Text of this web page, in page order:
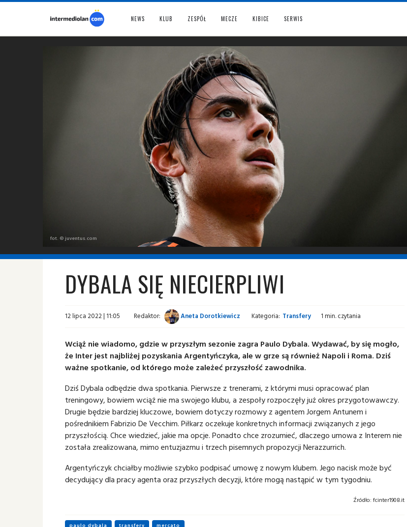
NEWS KLUB ZESPÓŁ MECZE KIBICE SERWIS
fot. © juventus.com
DYBALA SIĘ NIECIERPLIWI
12 lipca 2022 | 11:05 Redaktor: Aneta Dorotkiewicz Kategoria: Transfery 1 min. czytania
Wciąż nie wiadomo, gdzie w przyszłym sezonie zagra Paulo Dybala. Wydawać, by się mogło,
że Inter jest najbliżej pozyskania Argentyńczyka, ale w grze są również Napoli i Roma. Dziś
ważne spotkanie, od którego może zależeć przyszłość zawodnika.
Dziś Dybala odbędzie dwa spotkania. Pierwsze z trenerami, z którymi musi opracować plan
treningowy, bowiem wciąż nie ma swojego klubu, a zespoły rozpoczęły już okres przygotowawczy.
Drugie będzie bardziej kluczowe, bowiem dotyczy rozmowy z agentem Jorgem Antunem i
pośrednikiem Fabrizio De Vecchim. Piłkarz oczekuje konkretnych informacji związanych z jego
przyszłością. Chce wiedzieć, jakie ma opcje. Ponadto chce zrozumieć, dlaczego umowa z Interem nie
została zrealizowana, mimo entuzjazmu i trzech pisemnych propozycji Nerazzurrich.
Argentyńczyk chciałby możliwie szybko podpisać umowę z nowym klubem. Jego nacisk może być
decydujący dla pracy agenta oraz przyszłych decyzji, które mogą nastąpić w tym tygodniu.
Źródło: fcinter1908.it
paulo dybala transfery mercato